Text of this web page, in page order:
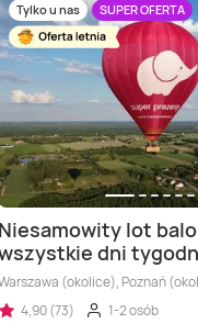
Tylko u nas SUPER OFERTA
Niesamowity lot
dni
(okolice), Poznań
4,90 (73)
1-2 osób